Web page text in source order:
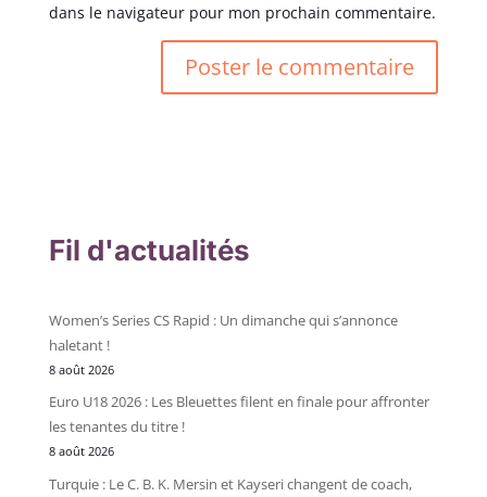
dans le navigateur pour mon prochain commentaire.
Fil d'actualités
Women’s Series CS Rapid : Un dimanche qui s’annonce
haletant !
8 août 2026
Euro U18 2026 : Les Bleuettes filent en finale pour affronter
les tenantes du titre !
8 août 2026
Turquie : Le C. B. K. Mersin et Kayseri changent de coach,